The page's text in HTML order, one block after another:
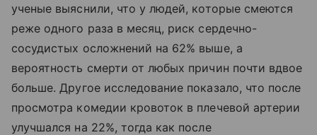
ученые выяснили, что у людей, которые смеются
реже одного раза в месяц, риск сердечно-
сосудистых осложнений на 62% выше, а
вероятность смерти от любых причин почти вдвое
больше. Другое исследование показало, что после
просмотра комедии кровоток в плечевой артерии
улучшался на 22%, тогда как после